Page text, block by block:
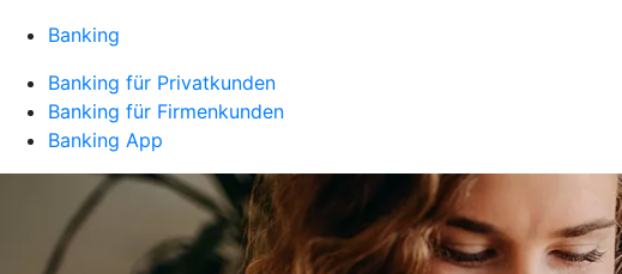
Banking
Banking für Privatkunden
Banking für Firmenkunden
Banking App